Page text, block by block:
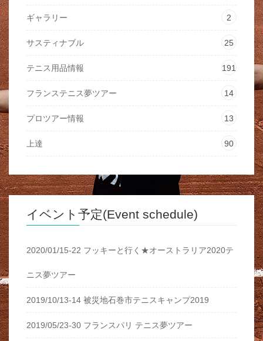
ギャラリー 2
サスティナブル 25
テニス用品情報 191
フランステニス夢ツアー 14
プロツアー情報 13
上達 90
イベント予定(Event schedule)
2020/01/15-22 フッキーと行く★オーストラリア2020テ
ニス夢ツアー
2019/10/13-14 被災地石巻市テニスキャンプ2019
2019/05/23-30 フランスパリ テニス夢ツアー